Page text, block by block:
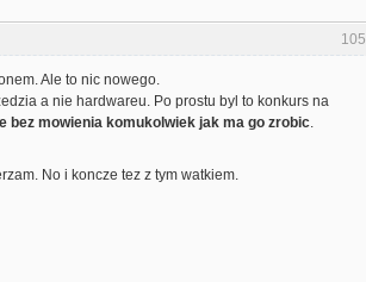
105
Ale to nic nowego.
a nie hardwareu. Po prostu byl to konkurs na
bez mowienia komukolwiek jak ma go zrobic.
No i koncze tez z tym watkiem.